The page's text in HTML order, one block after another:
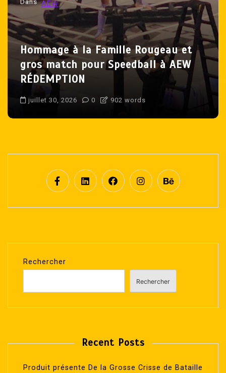
Lutte Québécoise Produit
Produit présente De la Grosse Crisse
de Bataille
juillet 31, 2026 0 1 395 word
Rechercher
Rechercher
Recent Posts
Produit présente De la Grosse Crisse de Bataille